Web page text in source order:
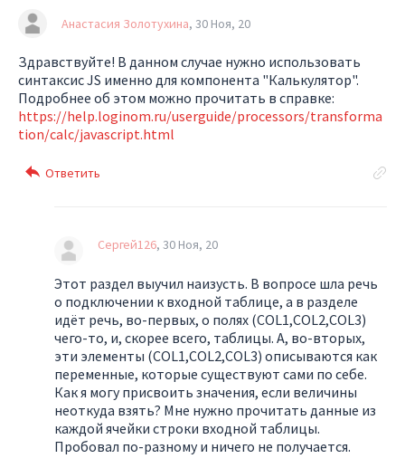
Анастасия Золотухина 30 Ноя, 20
Здравствуйте! В данном случае нужно использовать
синтаксис JS именно для компонента "Калькулятор".
Подробнее об этом можно прочитать в справке:
https://help.loginom.ru/userguide/processors/transforma
tion/calc/javascript.html
Сергей126 30 Ноя, 20
Этот раздел выучил наизусть. В вопросе шла речь
о подключении к входной таблице, а в разделе
идёт речь, во-первых, о полях (COL1,COL2,COL3)
чего-то, и, скорее всего, таблицы. А, во-вторых,
эти элементы (COL1,COL2,COL3) описываются как
переменные, которые существуют сами по себе.
Как я могу присвоить значения, если величины
неоткуда взять? Мне нужно прочитать данные из
каждой ячейки строки входной таблицы.
Пробовал по-разному и ничего не получается.